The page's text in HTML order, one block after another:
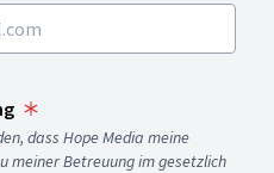
dass Hope Media meine
meiner Betreuung im gesetzlich